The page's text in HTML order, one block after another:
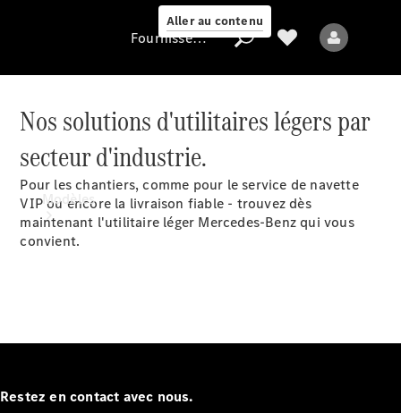
Aller au contenu
Fournisseur /
Protection des
données
Modèles
Tous les modèles
Modèles électriques
Fournisseur / Protection des données
Nos solutions d'utilitaires légers par
secteur d'industrie.
Pour les chantiers, comme pour le service de navette
VIP ou encore la livraison fiable - trouvez dès
maintenant l'utilitaire léger Mercedes-Benz qui vous
convient.
Restez en contact avec nous.